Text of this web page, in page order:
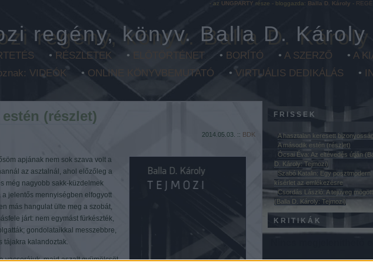
- az UNGPARTY része - bloggazda: Balla D. Károly -
regény, könyv. Balla D. Károly
• RÉSZLETEK • ELŐTÖRTÉNET • BORÍTÓ • A SZERZŐ • A
VIDEÓK • ONLINE KÖNYVBEMUTATÓ • VIRTUÁLIS DEDIKÁLÁS •
FRISSEK
A hasztalan keresett bizonyosság
A második estén (részlet)
Ócsai Éva: Az eltévedés útján
D. Károly: Tejmozi)
Szabó Katalin: Egy posztmodern
kísérlet az emlékezésre
Csordás László: A tejüveg mögött
(Balla D. Károly: Tejmozi)
KRITIKÁK
(részlet)
2014.05.03. :: BDK
apjának nem sok szava volt a
az asztalnál, ahol előzőleg a
még nagyobb sakk-küzdelmek
a jelentős mennyiségben elfogyott
más hangulat ülte meg a szobát,
járt: nem egymást fürkészték,
gondolataikkal messzebbre,
tájakra kalandoztak.
vacsorájuk, majd aszalt gyümölcsöt,